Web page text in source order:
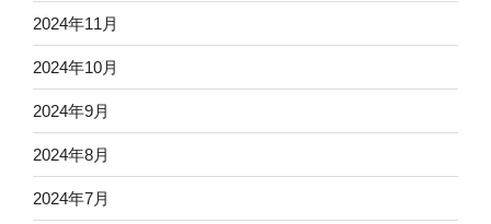
2024年11月
2024年10月
2024年9月
2024年8月
2024年7月